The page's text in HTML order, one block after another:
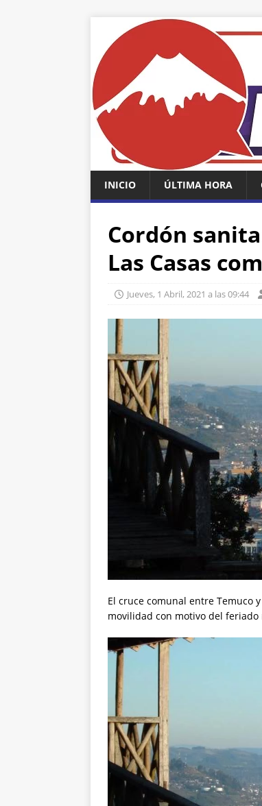
INICIO ÚLTIMA HORA
Cordón
Las Casas
Jueves, 1 Abril, 2021 a las 09:44
El cruce comunal entre Temuco
movilidad con motivo del feriado